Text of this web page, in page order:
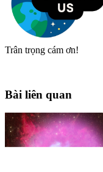
Trân trọng cám ơn!
Bài liên quan